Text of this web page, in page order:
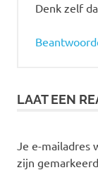
Denk zelf
LAAT EEN
Je e-mailadres
zijn